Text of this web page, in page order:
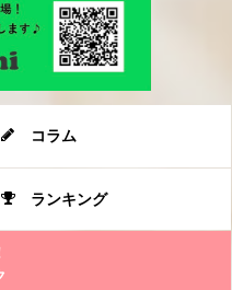
コラム
ランキング